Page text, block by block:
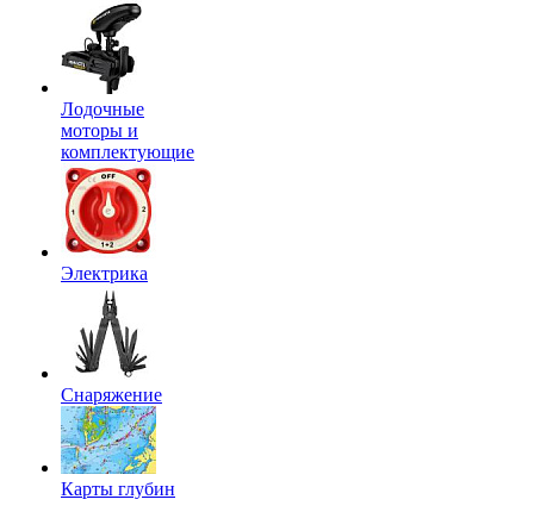
Лодочные
моторы и
комплектующие
Электрика
Снаряжение
Карты глубин